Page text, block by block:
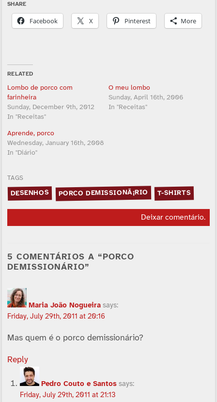
SHARE
Facebook X Pinterest More
RELATED
Lombo de porco com
farinheira
Sunday, December 9th, 2012
In "Receitas"
O meu lombo
Sunday, April 16th, 2006
In "Receitas"
Aprende, porco
Wednesday, January 16th, 2008
In "Diário"
TAGS
DESENHOS PORCO DEMISSIONÃ¡RIO T-SHIRTS
Deixar comentário.
5 COMENTÁRIOS A “PORCO
DEMISSIONÁRIO”
Maria João Nogueira says:
Friday, July 29th, 2011 at 20:16
Mas quem é o porco demissionário?
Reply
Pedro Couto e Santos says:
Friday, July 29th, 2011 at 21:13